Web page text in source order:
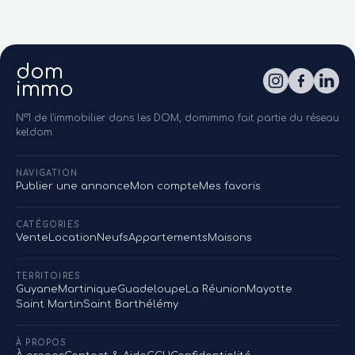
dom
immo
N°1 de l'immobilier dans les DOM, domimmo fait partie du réseau
keldom.
NAVIGATION
Publier une annonceMon compteMes favoris
CATÉGORIES
Vente LocationNeufsAppartementsMaisons
TERRITOIRES
GuyaneMartiniqueGuadeloupe La RéunionMayotte
Saint MartinSaint Barthélémy
À PROPOS